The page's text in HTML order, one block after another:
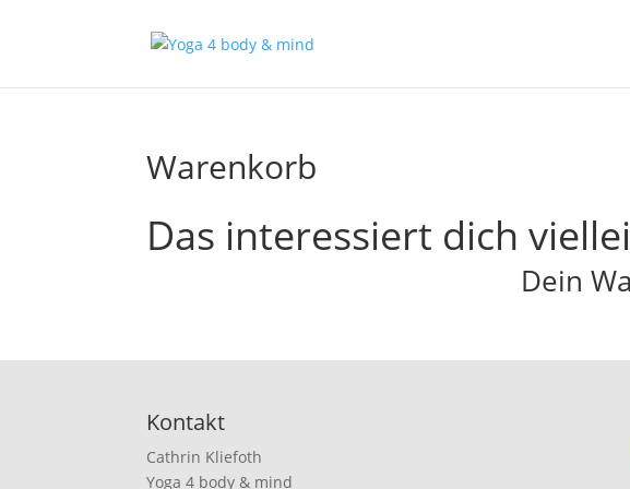
Warenkorb
Das interessiert dich
Dein
Kontakt
Cathrin Kliefoth
Yoga 4 body & mind